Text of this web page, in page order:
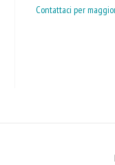
Contattaci per